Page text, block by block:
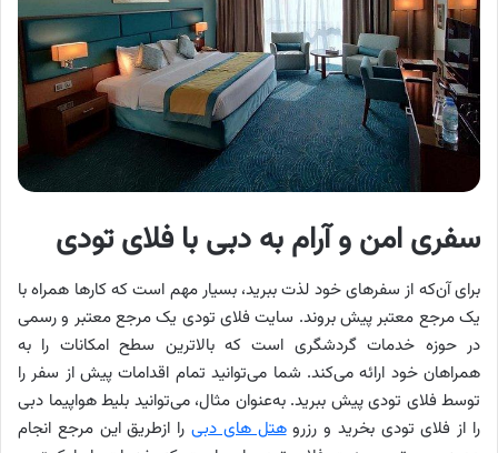
سفری امن و آرام به دبی با فلای تودی
برای آن‌که از سفرهای خود لذت ببرید، بسیار مهم است که کارها همراه با
یک مرجع معتبر پیش بروند. سایت فلای تودی یک مرجع معتبر و رسمی
در حوزه خدمات گردشگری است که بالاترین سطح امکانات را به
همراهان خود ارائه می‌کند. شما می‌توانید تمام اقدامات پیش از سفر را
توسط فلای تودی پیش ببرید. به‌عنوان مثال، می‌توانید بلیط هواپیما دبی
را از فلای تودی بخرید و رزروهتل های دبی را ازطریق این مرجع انجام